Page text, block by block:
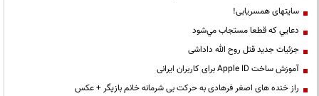
سایتهای همسریابی!
دعايي كه قطعا مستجاب مي‌شود
جزئیات جدید قتل روح الله داداشی
آموزش ساخت Apple ID برای کاربران ایرانی
راز خنده های اصغر فرهادی به حرکت بی شرمانه خانم بازیگر + عکس